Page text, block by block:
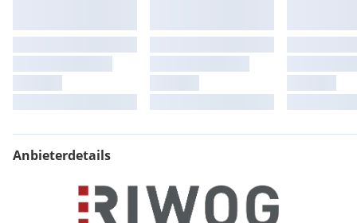
Anbieterdetails